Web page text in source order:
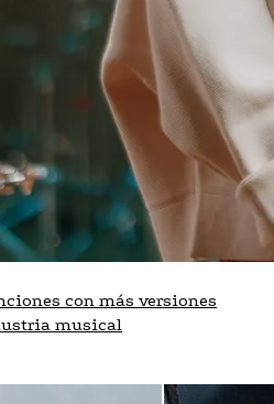
con más versiones
musical